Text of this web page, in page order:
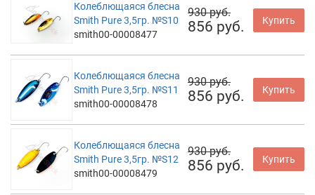
Колеблющаяся блесна
Smith Pure 3,5гр. №S10
smith00-00008477
930 руб.
856 руб. Купить
Колеблющаяся блесна
Smith Pure 3,5гр. №S11
smith00-00008478
930 руб.
856 руб. Купить
Колеблющаяся блесна
Smith Pure 3,5гр. №S12
smith00-00008479
930 руб.
856 руб. Купить